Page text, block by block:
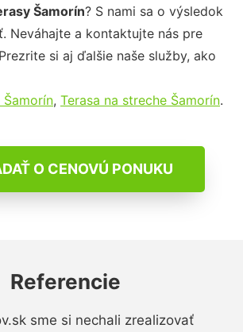
Šamorín? S nami sa o výsledok
Neváhajte a kontaktujte nás pre
si aj ďalšie naše služby, ako
, Terasa na streche Šamorín.
O CENOVÚ PONUKU
Referencie
sme si nechali zrealizovať